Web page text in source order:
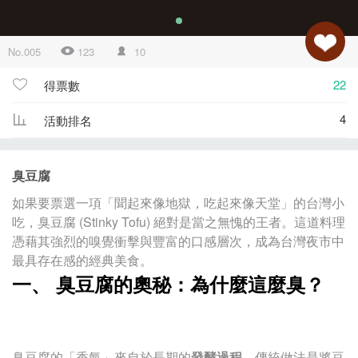
No.005 123 10
得票數 22
活動排名 4
臭豆腐
如果要票選一項「聞起來像地獄，吃起來像天堂」的台灣小
吃，臭豆腐 (Stinky Tofu) 絕對是當之無愧的王者。這道料理
憑藉其強烈的嗅覺衝擊與豐富的口感層次，成為台灣夜市中
最具存在感的經典美食。
一、 臭豆腐的奧秘：為什麼這麼臭？